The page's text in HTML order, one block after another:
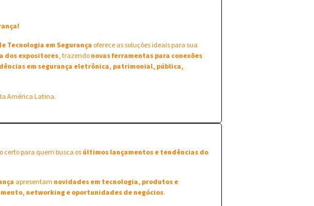
Tecnologia em Segurança oferece as soluções ideais para sua
dos expositores, trazendonovas ferramentas para conexões
em segurança eletrônica, patrimonial, pública,
América Latina.
certo para quem busca osúltimos lançamentos e tendências do
apresentam novidades em tecnologia, produtos e
networking e oportunidades de negócios.